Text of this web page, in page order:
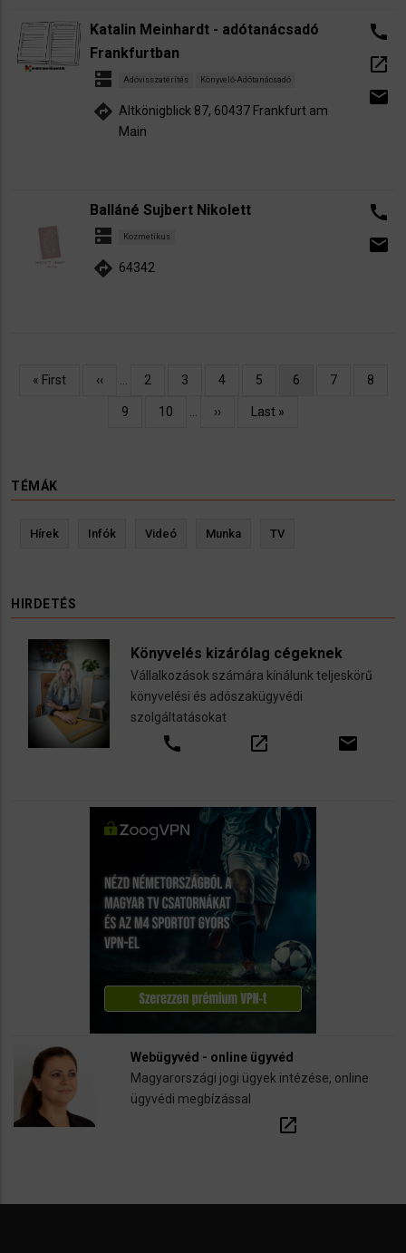
Katalin Meinhardt - adótanácsadó
Frankfurtban
dns Adóvisszatérítés Könyvelő-Adótanácsadó
directions Altkönigblick 87, 60437 Frankfurt am
Main
call
open_in_new
email
Balláné Sujbert Nikolett
dns Kozmetikus
directions 64342
call
email
Oldalszámozás
Első
« First
Előző
‹‹ Oldal
2 Oldal
3 Oldal
4 Oldal
5
Jelenlegi
6 Oldal
7 Oldal
8
Oldal
9 Oldal
10
Következő
››
Utolsó
Last »
TÉMÁK
Hírek Infók Videó Munka TV
HIRDETÉS
Könyvelés kizárólag cégeknek
Vállalkozások számára kínálunk teljeskörű
könyvelési és adószakügyvédi
szolgáltatásokat
call open_in_new email
Webügyvéd - online ügyvéd
Magyarországi jogi ügyek intézése, online
ügyvédi megbízással
open_in_new